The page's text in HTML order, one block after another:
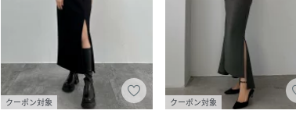
クーポン対象 クーポン対象